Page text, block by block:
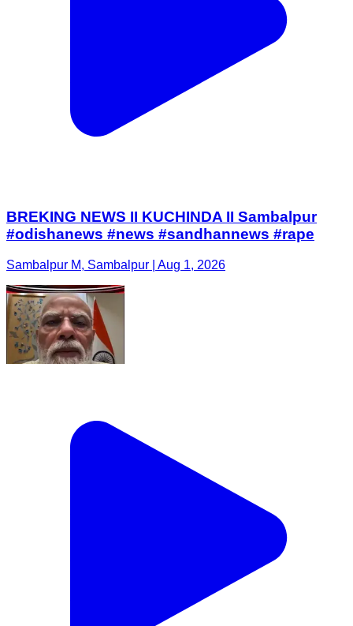
BREKING NEWS II KUCHINDA II Sambalpur
#odishanews #news #sandhannews #rape
Sambalpur M, Sambalpur | Aug 1, 2026